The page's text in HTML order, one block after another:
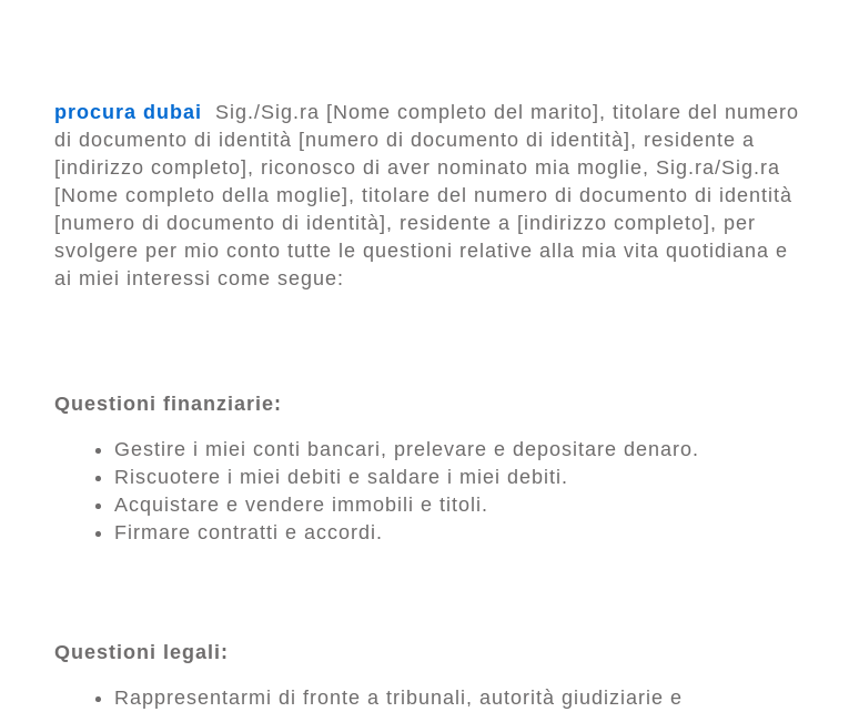
procura dubai Sig./Sig.ra [Nome completo del marito], titolare del numero
di documento di identità [numero di documento di identità], residente a
[indirizzo completo], riconosco di aver nominato mia moglie, Sig.ra/Sig.ra
[Nome completo della moglie], titolare del numero di documento di identità
[numero di documento di identità], residente a [indirizzo completo], per
svolgere per mio conto tutte le questioni relative alla mia vita quotidiana e
ai miei interessi come segue:
Questioni finanziarie:
Gestire i miei conti bancari, prelevare e depositare denaro.
Riscuotere i miei debiti e saldare i miei debiti.
Acquistare e vendere immobili e titoli.
Firmare contratti e accordi.
Questioni legali:
Rappresentarmi di fronte a tribunali, autorità giudiziarie e